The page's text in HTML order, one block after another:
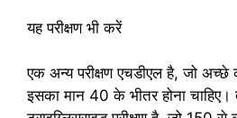
यह परीक्षण भी करें
एक अन्य परीक्षण एचडीएल है, जो अच्छे
इसका मान 40 के भीतर होना चाहिए।